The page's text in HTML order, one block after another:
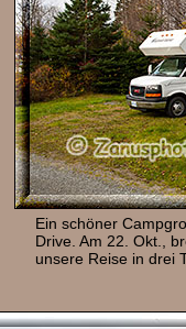
Ein schöner
Drive. Am 22. Okt.,
unsere Reise in drei